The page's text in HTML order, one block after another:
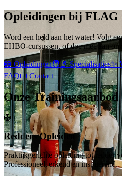
Opleidingen bij FLAG
Word een held aan het water! Volg
EHBO-cursussen, of doe mee aan
🛟 Opleidingen🧑‍🔬 Specialisaties✨
FAQ📧 Contact
Onze Trainingsaanbod
🛟
Redders Opleiden
Praktijkgerichte opleiding tot redder
Professioneel, erkend en inspirerend.